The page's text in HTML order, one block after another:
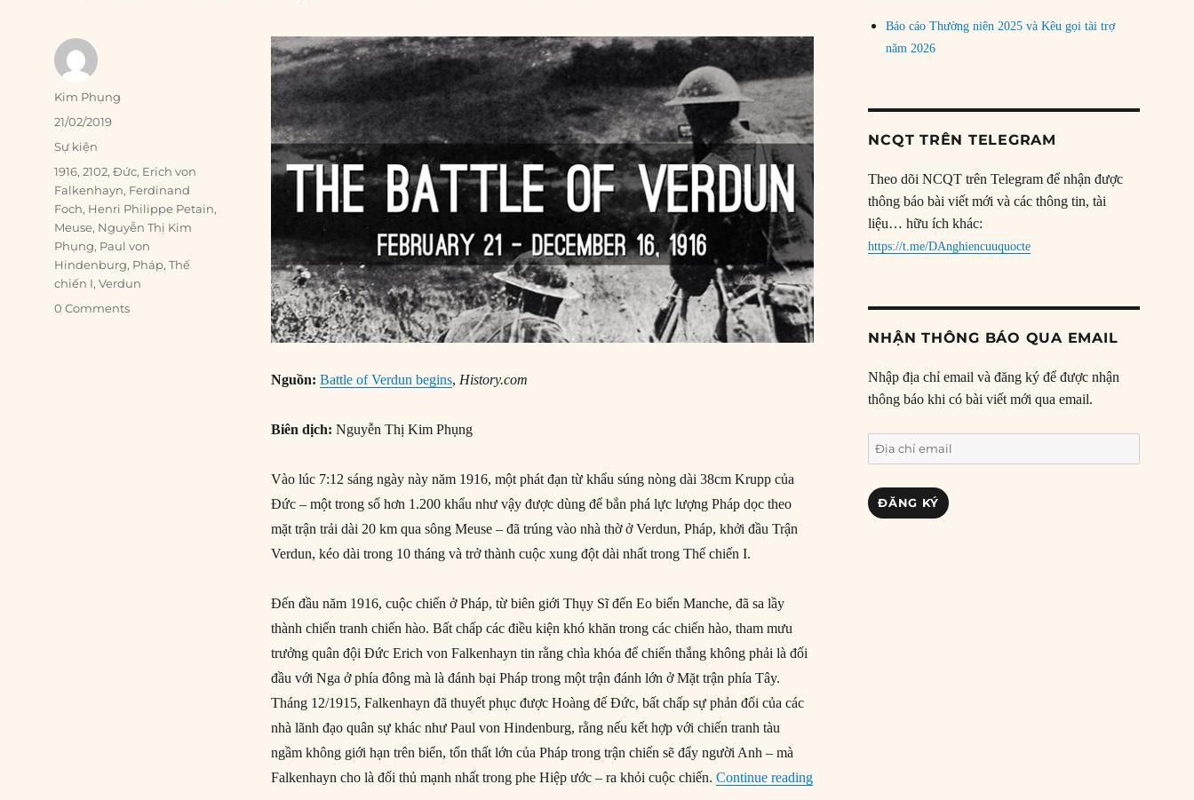
Nguồn:Battle of Verdun begins, History.com
Biên dịch: Nguyễn Thị Kim Phụng
Vào lúc 7:12 sáng ngày này năm 1916, một phát đạn từ khẩu súng nòng dài 38cm Krupp của
Đức – một trong số hơn 1.200 khẩu như vậy được dùng để bắn phá lực lượng Pháp dọc theo
mặt trận trải dài 20 km qua sông Meuse – đã trúng vào nhà thờ ở Verdun, Pháp, khởi đầu Trận
Verdun, kéo dài trong 10 tháng và trở thành cuộc xung đột dài nhất trong Thế chiến I.
Đến đầu năm 1916, cuộc chiến ở Pháp, từ biên giới Thụy Sĩ đến Eo biển Manche, đã sa lầy
thành chiến tranh chiến hào. Bất chấp các điều kiện khó khăn trong các chiến hào, tham mưu
trưởng quân đội Đức Erich von Falkenhayn tin rằng chìa khóa để chiến thắng không phải là đối
đầu với Nga ở phía đông mà là đánh bại Pháp trong một trận đánh lớn ở Mặt trận phía Tây.
Tháng 12/1915, Falkenhayn đã thuyết phục được Hoàng đế Đức, bất chấp sự phản đối của các
nhà lãnh đạo quân sự khác như Paul von Hindenburg, rằng nếu kết hợp với chiến tranh tàu
ngầm không giới hạn trên biển, tổn thất lớn của Pháp trong trận chiến sẽ đẩy người Anh – mà
Falkenhayn cho là đối thủ mạnh nhất trong phe Hiệp ước – ra khỏi cuộc chiến.Continue reading“21/02/1916: Trận Verdun bắt đầu”
Author
Kim Phụng
Posted
21/02/2019
Categories
Sự kiện
Tags
1916,2102,Đức, Erich von
Falkenhayn, Ferdinand
Foch, Henri Philippe Petain,
Meuse, Nguyễn Thị Kim
Phụng, Paul von
Hindenburg, Pháp,Thế
chiến I,Verdun
0 Comments
Báo cáo Thường niên 2025 và Kêu gọi tài trợ
năm 2026
NCQT TRÊN TELEGRAM
Theo dõi NCQT trên Telegram để nhận được
thông báo bài viết mới và các thông tin, tài
liệu… hữu ích khác:
https://t.me/DAnghiencuuquocte
NHẬN THÔNG BÁO QUA EMAIL
Nhập địa chỉ email và đăng ký để được nhận
thông báo khi có bài viết mới qua email.
Địa
chỉ
email
ĐĂNG KÝ